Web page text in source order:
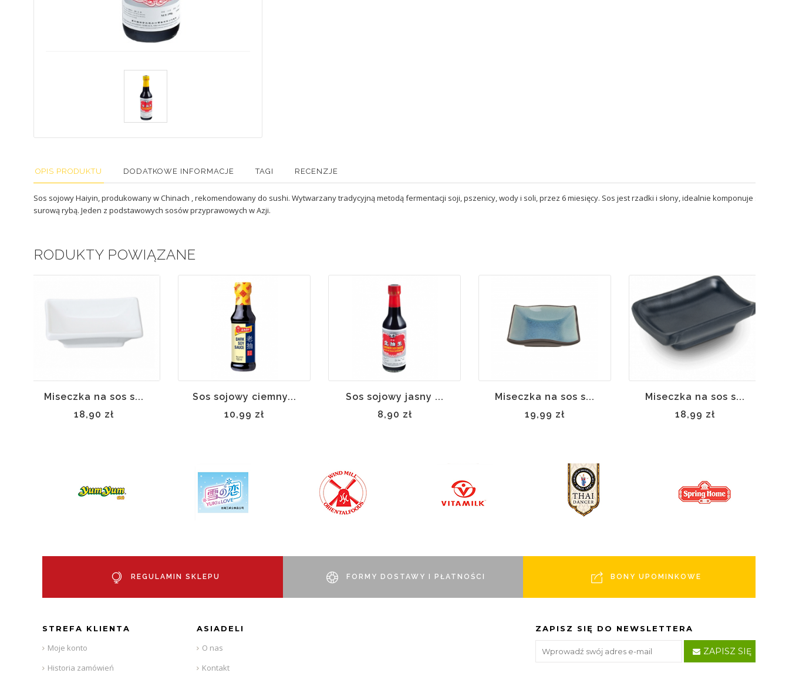
OPIS PRODUKTU DODATKOWE INFORMACJE TAGI RECENZJE
Sos sojowy Haiyin, produkowany w Chinach , rekomendowany do sushi. Wytwarzany tradycyjną metodą fermentacji soji, pszenicy, wody i soli, przez 6 miesięcy. Sos jest rzadki i słony, idealnie komponuje się z
surową rybą. Jeden z podstawowych sosów przyprawowych w Azji.
PRODUKTY POWIĄZANE
Miseczka na sos s...
18,90 zł
Sos sojowy ciemny...
10,99 zł
Sos sojowy jasny ...
8,90 zł
Miseczka na sos s...
19,99 zł
magazynie
Miseczka na sos s...
18,99 zł
REGULAMIN SKLEPU FORMY DOSTAWY I PŁATNOŚCI BONY UPOMINKOWE
STREFA KLIENTA
Moje konto
Historia zamówień
ASIADELI
O nas
Kontakt
ZAPISZ SIĘ DO NEWSLETTERA
ZAPISZ SIĘ